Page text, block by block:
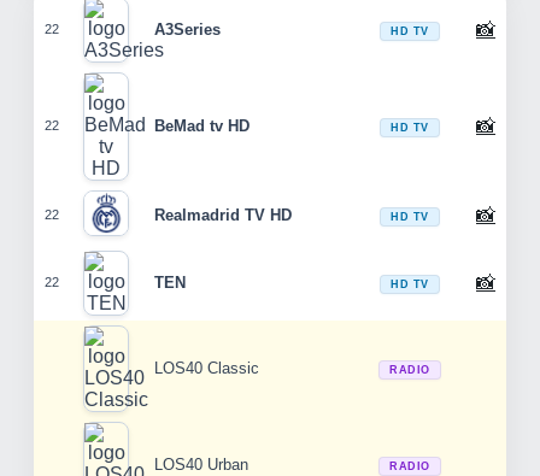
22 A3Series HD TV 📸
22 BeMad tv HD HD TV 📸
22 Realmadrid TV HD HD TV 📸
22 TEN HD TV 📸
LOS40 Classic RADIO
LOS40 Urban RADIO